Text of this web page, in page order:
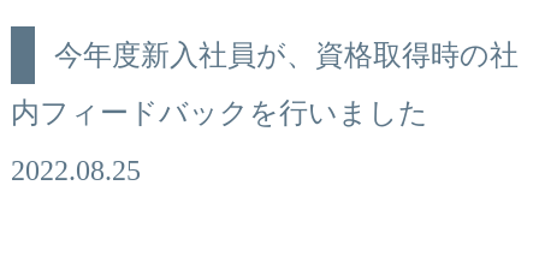
今年度新入社員が、資格取得時の社
内フィードバックを行いました
2022.08.25